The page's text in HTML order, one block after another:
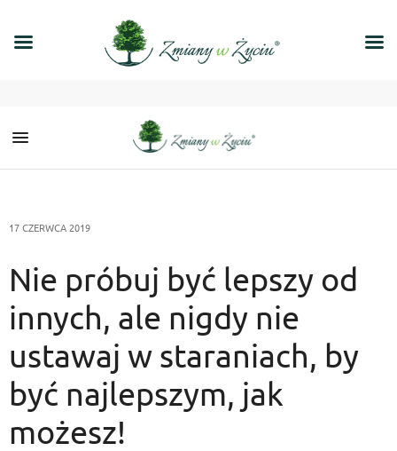
17 CZERWCA 2019
Nie próbuj być lepszy od
innych, ale nigdy nie
ustawaj w staraniach, by
być najlepszym, jak
możesz!